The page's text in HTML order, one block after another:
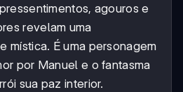
agouros e
revelam uma
mística. É uma personagem
por Manuel e o fantasma
sua paz interior.